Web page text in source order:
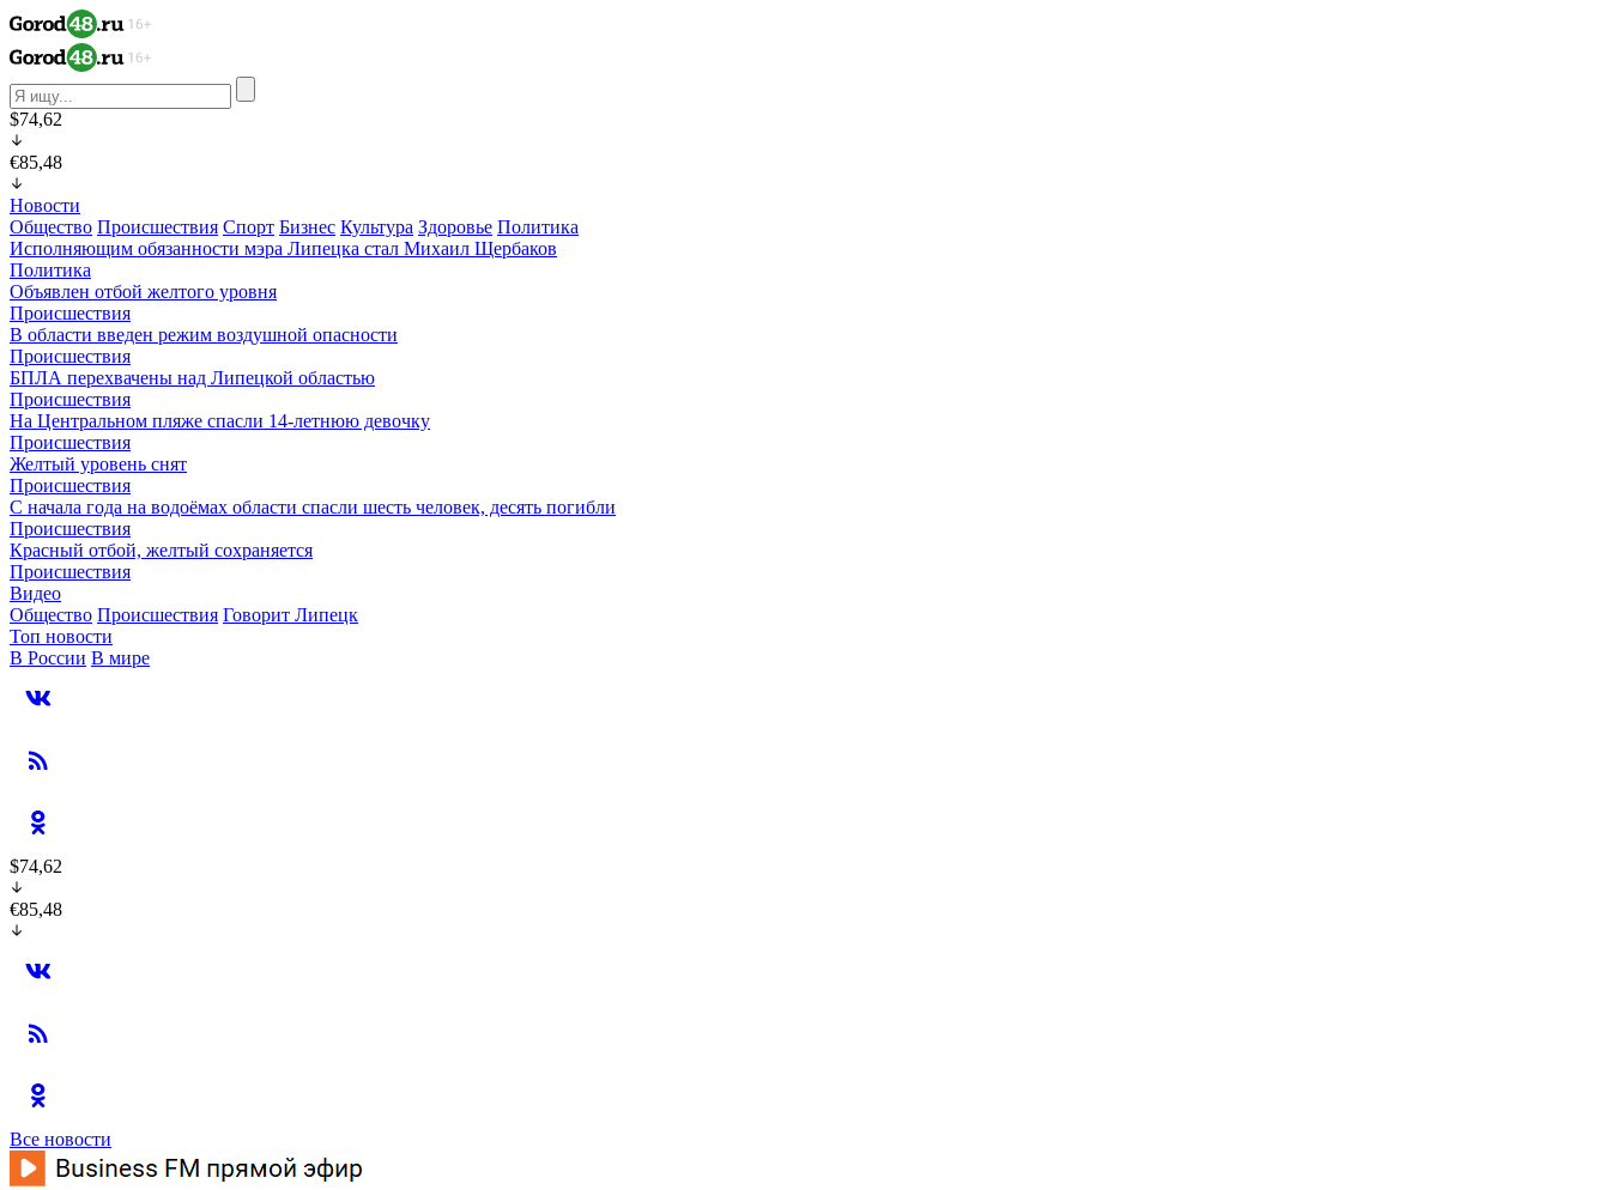
$74,62
€85,48
Новости
Общество Происшествия Спорт Бизнес Культура Здоровье Политика
Исполняющим обязанности мэра Липецка стал Михаил Щербаков
Политика
Объявлен отбой желтого уровня
Происшествия
В области введен режим воздушной опасности
Происшествия
БПЛА перехвачены над Липецкой областью
Происшествия
На Центральном пляже спасли 14-летнюю девочку
Происшествия
Желтый уровень снят
Происшествия
С начала года на водоёмах области спасли шесть человек, десять погибли
Происшествия
Красный отбой, желтый сохраняется
Происшествия
Видео
Общество Происшествия Говорит Липецк
Топ новости
В России В мире
$74,62
€85,48
Все новости